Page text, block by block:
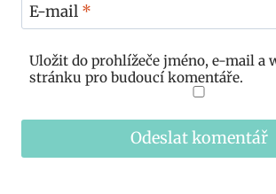
E-mail *
Uložit do prohlížeče jméno, e-mail a
stránku pro budoucí komentáře.